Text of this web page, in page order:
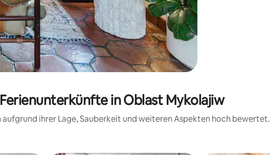
in Oblast Mykolajiw
ihrer Lage, Sauberkeit und weiteren Aspekten hoch bewertet.